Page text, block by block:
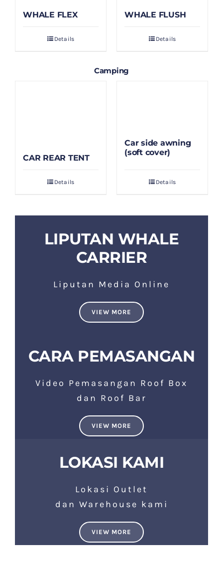
WHALE FLEX
Details
WHALE FLUSH
Details
Camping
CAR REAR TENT
Details
Car side awning
(soft cover)
Details
LIPUTAN WHALE
CARRIER
Liputan Media Online
VIEW MORE
CARA PEMASANGAN
Video Pemasangan Roof Box
dan Roof Bar
VIEW MORE
LOKASI KAMI
Lokasi Outlet
dan Warehouse kami
VIEW MORE